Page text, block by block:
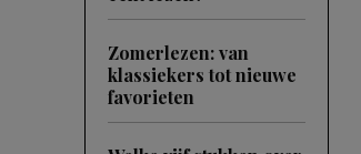
Zomerlezen: van
klassiekers tot nieuwe
favorieten